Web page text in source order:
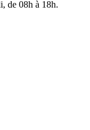
de 08h à 18h.